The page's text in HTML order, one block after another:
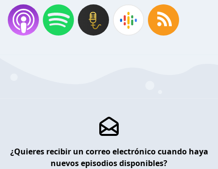
¿Quieres recibir un correo electrónico cuando haya
nuevos episodios disponibles?